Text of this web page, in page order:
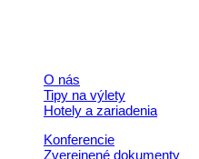
O nás
Tipy na výlety
Hotely a zariadenia
Konferencie
Zverejnené dokumenty